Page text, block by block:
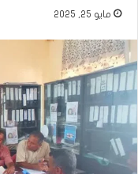
مايو 25, 2025